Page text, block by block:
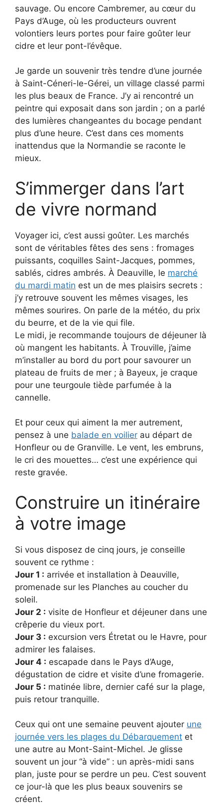
sauvage. Ou encore Cambremer, au cœur du
Pays d’Auge, où les producteurs ouvrent
volontiers leurs portes pour faire goûter leur
cidre et leur pont-l’évêque.
Je garde un souvenir très tendre d’une journée
à Saint-Céneri-le-Gérei, un village classé parmi
les plus beaux de France. J’y ai rencontré un
peintre qui exposait dans son jardin ; on a parlé
des lumières changeantes du bocage pendant
plus d’une heure. C’est dans ces moments
inattendus que la Normandie se raconte le
mieux.
S’immerger dans l’art
de vivre normand
Voyager ici, c’est aussi goûter. Les marchés
sont de véritables fêtes des sens : fromages
puissants, coquilles Saint-Jacques, pommes,
sablés, cidres ambrés. À Deauville, le marché
du mardi matin est un de mes plaisirs secrets :
j’y retrouve souvent les mêmes visages, les
mêmes sourires. On parle de la météo, du prix
du beurre, et de la vie qui file.
Le midi, je recommande toujours de déjeuner là
où mangent les habitants. À Trouville, j’aime
m’installer au bord du port pour savourer un
plateau de fruits de mer ; à Bayeux, je craque
pour une teurgoule tiède parfumée à la
cannelle.
Et pour ceux qui aiment la mer autrement,
pensez à une balade en voilier au départ de
Honfleur ou de Granville. Le vent, les embruns,
le cri des mouettes… c’est une expérience qui
reste gravée.
Construire un itinéraire
à votre image
Si vous disposez de cinq jours, je conseille
souvent ce rythme :
Jour 1 : arrivée et installation à Deauville,
promenade sur les Planches au coucher du
soleil.
Jour 2 : visite de Honfleur et déjeuner dans une
crêperie du vieux port.
Jour 3 : excursion vers Étretat ou le Havre, pour
admirer les falaises.
Jour 4 : escapade dans le Pays d’Auge,
dégustation de cidre et visite d’une fromagerie.
Jour 5 : matinée libre, dernier café sur la plage,
puis retour tranquille.
Ceux qui ont une semaine peuvent ajouter une
journée vers les plages du Débarquement et
une autre au Mont-Saint-Michel. Je glisse
souvent un jour “à vide” : un après-midi sans
plan, juste pour se perdre un peu. C’est souvent
ce jour-là que les plus beaux souvenirs se
créent.